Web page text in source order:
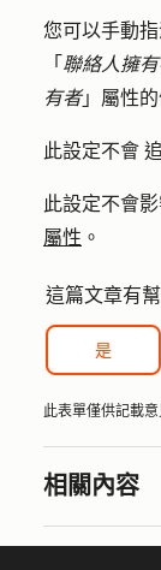
您可以手動
「 聯絡人擁
有者」屬性的
此設定不會
此設定不會
屬性 。
這篇文章有
是
此表單僅供記載意
相關內容